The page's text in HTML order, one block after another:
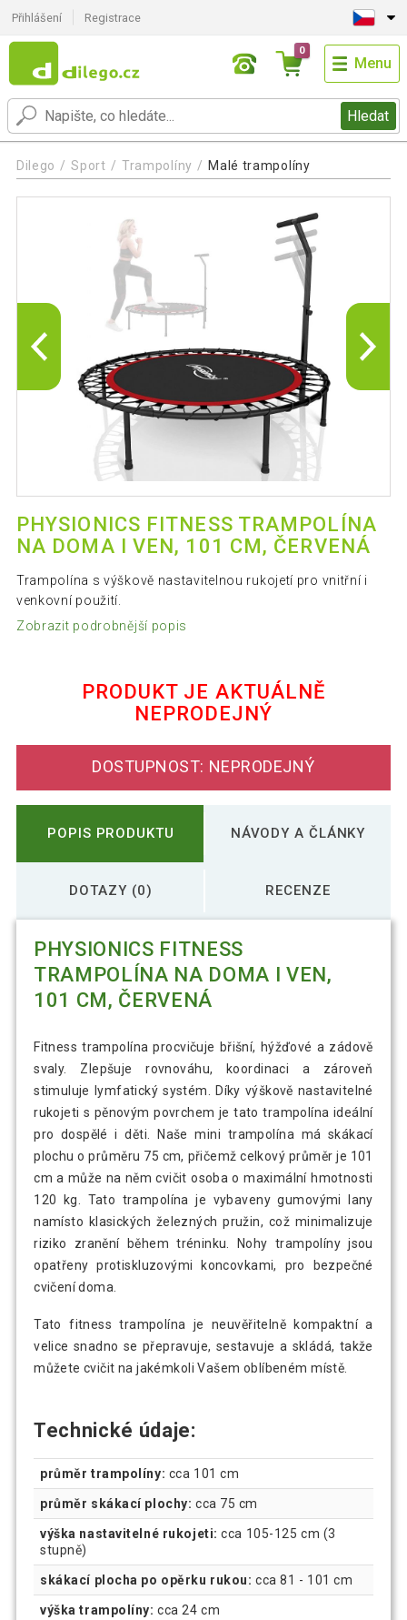
Přihlášení Registrace
Hledat
0
Menu
Dilego Sport Trampolíny Malé trampolíny
PHYSIONICS FITNESS TRAMPOLÍNA
NA DOMA I VEN, 101 CM, ČERVENÁ
Trampolína s výškově nastavitelnou rukojetí pro vnitřní i
venkovní použití.
Zobrazit podrobnější popis
PRODUKT JE AKTUÁLNĚ
NEPRODEJNÝ
DOSTUPNOST: NEPRODEJNÝ
POPIS PRODUKTU NÁVODY A ČLÁNKY
DOTAZY (0) RECENZE
PHYSIONICS FITNESS
TRAMPOLÍNA NA DOMA I VEN,
101 CM, ČERVENÁ
Fitness trampolína procvičuje břišní, hýžďové a zádově
svaly. Zlepšuje rovnováhu, koordinaci a zároveň
stimuluje lymfatický systém. Díky výškově nastavitelné
rukojeti s pěnovým povrchem je tato trampolína ideální
pro dospělé i děti. Naše mini trampolína má skákací
plochu o průměru 75 cm, přičemž celkový průměr je 101
cm a může na něm cvičit osoba o maximální hmotnosti
120 kg. Tato trampolína je vybaveny gumovými lany
namísto klasických železných pružin, což minimalizuje
riziko zranění během tréninku. Nohy trampolíny jsou
opatřeny protiskluzovými koncovkami, pro bezpečné
cvičení doma.
Tato fitness trampolína je neuvěřitelně kompaktní a
velice snadno se přepravuje, sestavuje a skládá, takže
můžete cvičit na jakémkoli Vašem oblíbeném místě.
Technické údaje:
průměr trampolíny: cca 101 cm
průměr skákací plochy: cca 75 cm
výška nastavitelné rukojeti: cca 105-125 cm (3
stupně)
skákací plocha po opěrku rukou: cca 81 - 101 cm
výška trampolíny: cca 24 cm